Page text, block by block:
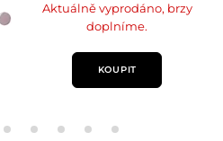
Aktuálně vyprodáno, brzy
doplníme.
KOUPIT